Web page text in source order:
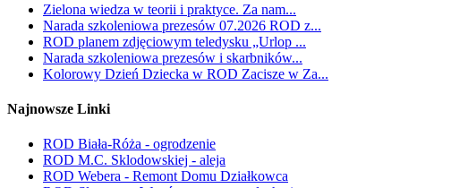
Zielona wiedza w teorii i praktyce. Za nam...
Narada szkoleniowa prezesów 07.2026 ROD z...
ROD planem zdjęciowym teledysku „Urlop ...
Narada szkoleniowa prezesów i skarbników...
Kolorowy Dzień Dziecka w ROD Zacisze w Za...
Najnowsze Linki
ROD Biała-Róża - ogrodzenie
ROD M.C. Sklodowskiej - aleja
ROD Webera - Remont Domu Działkowca